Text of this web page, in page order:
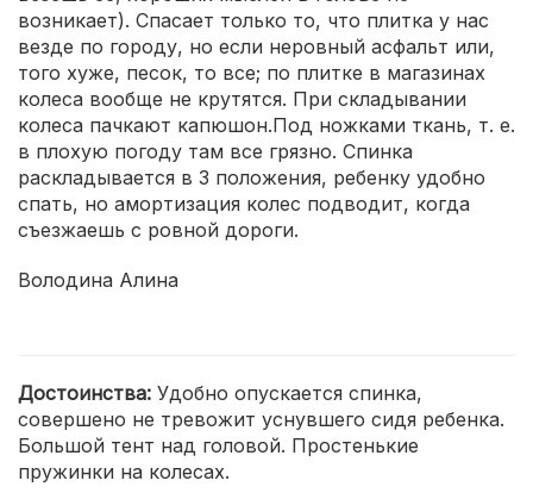
возникает). Спасает только то, что плитка у нас
везде по городу, но если неровный асфальт или,
того хуже, песок, то все; по плитке в магазинах
колеса вообще не крутятся. При складывании
колеса пачкают капюшон.Под ножками ткань, т. е.
в плохую погоду там все грязно. Спинка
раскладывается в 3 положения, ребенку удобно
спать, но амортизация колес подводит, когда
съезжаешь с ровной дороги.
Володина Алина
Достоинства: Удобно опускается спинка,
совершено не тревожит уснувшего сидя ребенка.
Большой тент над головой. Простенькие
пружинки на колесах.